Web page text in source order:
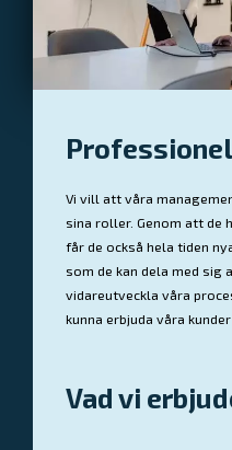
Vi vill att våra
sina roller. Genom att de
får de också hela tiden
som de kan dela med sig
vidareutveckla våra
kunna erbjuda våra
Vad vi